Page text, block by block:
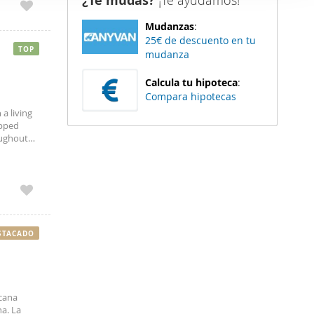
funciones
del
del uso
a living
TOP
La
Mudanzas:
25€ de descuento en tu
mudanza
Calcula tu hipoteca:
Compara hipotecas